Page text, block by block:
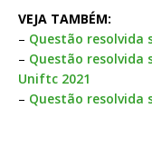
VEJA TAMBÉM:
– Questão resolvida
– Questão resolvida
Uniftc 2021
– Questão resolvida